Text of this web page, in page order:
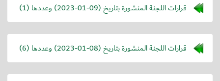
قرارات اللجنة المنشورة بتاريخ (2023-01-09) وعددها (1)
قرارات اللجنة المنشورة بتاريخ (2023-01-08) وعددها (6)